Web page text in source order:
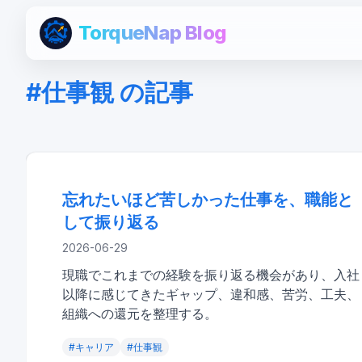
TorqueNap Blog
#仕事観の記事
忘れたいほど苦しかった仕事を、職能として
り返る
others
忘れたいほど苦しかった仕事を、職能と
して振り返る
2026-06-29
現職でこれまでの経験を振り返る機会があり、入社
以降に感じてきたギャップ、違和感、苦労、工夫、
組織への還元を整理する。
#キャリア #仕事観